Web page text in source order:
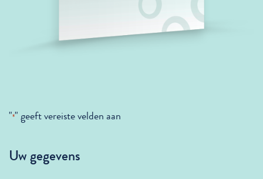
"*" geeft vereiste velden aan
Uw gegevens